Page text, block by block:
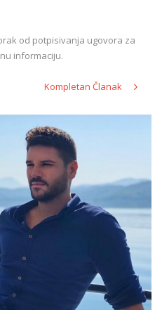
od potpisivanja ugovora za
informaciju.
Kompletan Članak